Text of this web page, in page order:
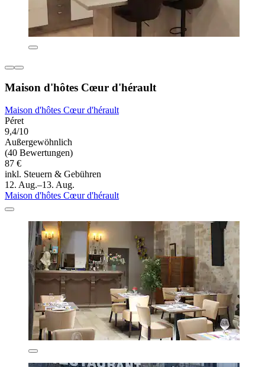
Maison d'hôtes Cœur d'hérault
Maison d'hôtes Cœur d'hérault
Péret
9,4/10
Außergewöhnlich
(40 Bewertungen)
87 €
inkl. Steuern & Gebühren
12. Aug.–13. Aug.
Maison d'hôtes Cœur d'hérault